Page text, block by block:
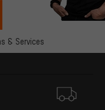
& Services